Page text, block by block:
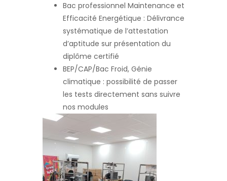
Bac professionnel Maintenance et
Efficacité Energétique : Délivrance
systématique de l’attestation
d’aptitude sur présentation du
diplôme certifié
BEP/CAP/Bac Froid, Génie
climatique : possibilité de passer
les tests directement sans suivre
nos modules